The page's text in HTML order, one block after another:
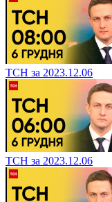
ТСН за 2023.12.06
ТСН за 2023.12.06